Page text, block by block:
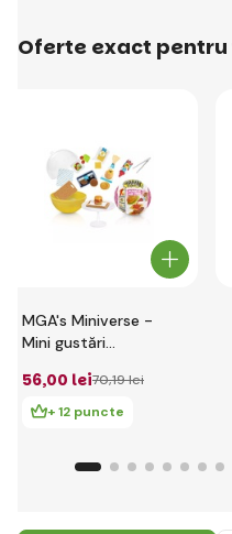
Oferte exact
MGA's Miniverse -
Mini gustări
PDQ
56,00 lei70,19 lei
+ 12 puncte